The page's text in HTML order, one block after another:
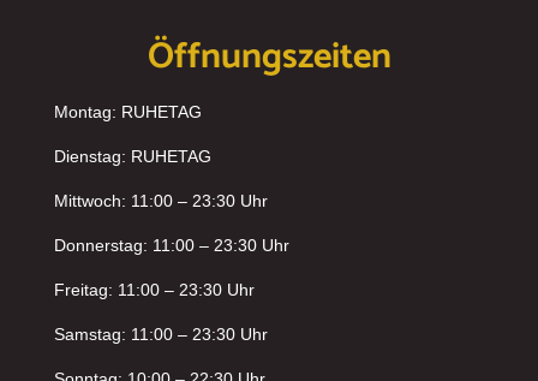
Öffnungszeiten
Montag: RUHETAG
Dienstag: RUHETAG
Mittwoch: 11:00 – 23:30 Uhr
Donnerstag: 11:00 – 23:30 Uhr
Freitag: 11:00 – 23:30 Uhr
Samstag: 11:00 – 23:30 Uhr